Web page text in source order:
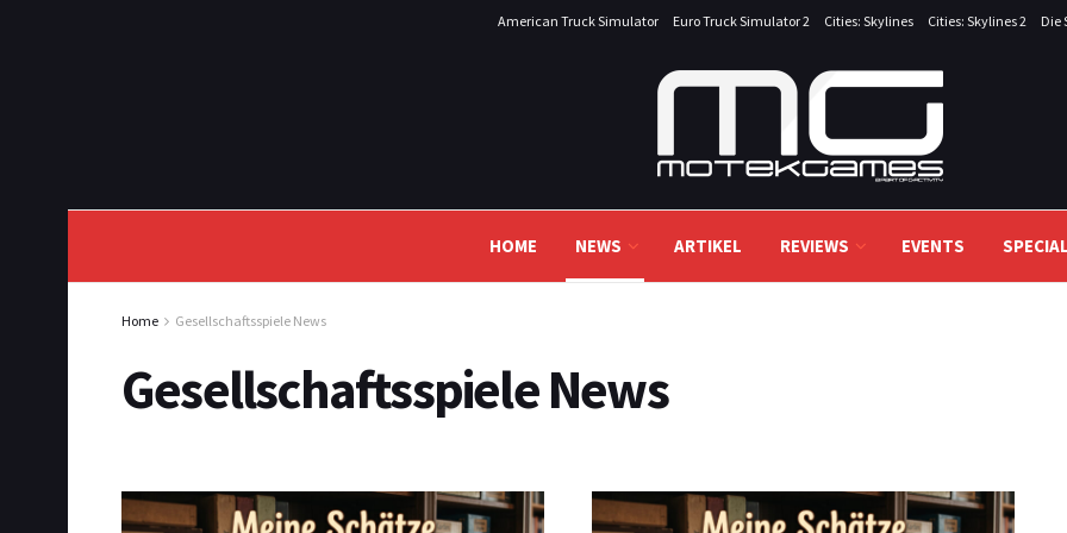
American Truck Simulator Euro Truck Simulator 2 Cities: Skylines Cities: Skylines 2 Die
HOME NEWS ARTIKEL REVIEWS EVENTS
Home Gesellschaftsspiele News
Gesellschaftsspiele News